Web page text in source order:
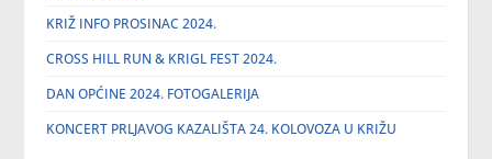
KRIŽ INFO PROSINAC 2024.
CROSS HILL RUN & KRIGL FEST 2024.
DAN OPĆINE 2024. FOTOGALERIJA
KONCERT PRLJAVOG KAZALIŠTA 24. KOLOVOZA U KRIŽU